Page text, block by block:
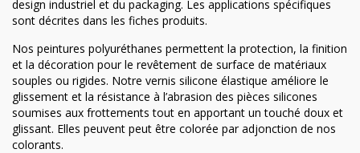
design industriel et du packaging. Les applications spécifiques
sont décrites dans les fiches produits.
Nos peintures polyuréthanes permettent la protection, la finition
et la décoration pour le revêtement de surface de matériaux
souples ou rigides. Notre vernis silicone élastique améliore le
glissement et la résistance à l’abrasion des pièces silicones
soumises aux frottements tout en apportant un touché doux et
glissant. Elles peuvent peut être colorée par adjonction de nos
colorants.